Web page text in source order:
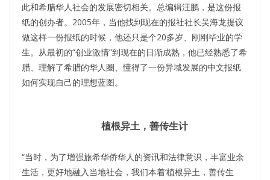
此和希腊华人社会的发展密切相关。总编辑汪鹏，是这份报
纸的创办者。2005年，当他找到现在的报社社长吴海龙提议
做这样一份报纸的时候，他还只是个20多岁、刚刚毕业的学
生。从最初的“创业激情”到现在的日渐成熟，他已经熟悉了希
腊、理解了希腊的华人圈、懂得了一份异域发展的中文报纸
如何实现自己的理想蓝图。
植根异土，善传生计
“当时，为了增强旅希华侨华人的资讯和法律意识，丰富业余
生活，更好地融入当地社会，我们本着‘植根异土，善传生